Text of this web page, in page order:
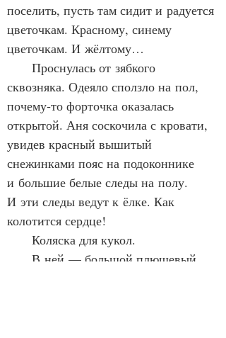
поселить, пусть там сидит и радуется
цветочкам. Красному, синему
цветочкам. И жёлтому…
Проснулась от зябкого
сквозняка. Одеяло сползло на пол,
почему‑то форточка оказалась
открытой. Аня соскочила с кровати,
увидев красный вышитый
снежинками пояс на подоконнике
и большие белые следы на полу.
И эти следы ведут к ёлке. Как
колотится сердце!
Коляска для кукол.
В ней — большой плюшевый